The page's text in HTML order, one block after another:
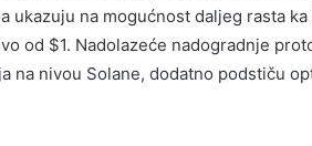
ukazuju na mogućnost daljeg rasta
od $1. Nadolazeće nadogradnje
na nivou Solane, dodatno podstiču